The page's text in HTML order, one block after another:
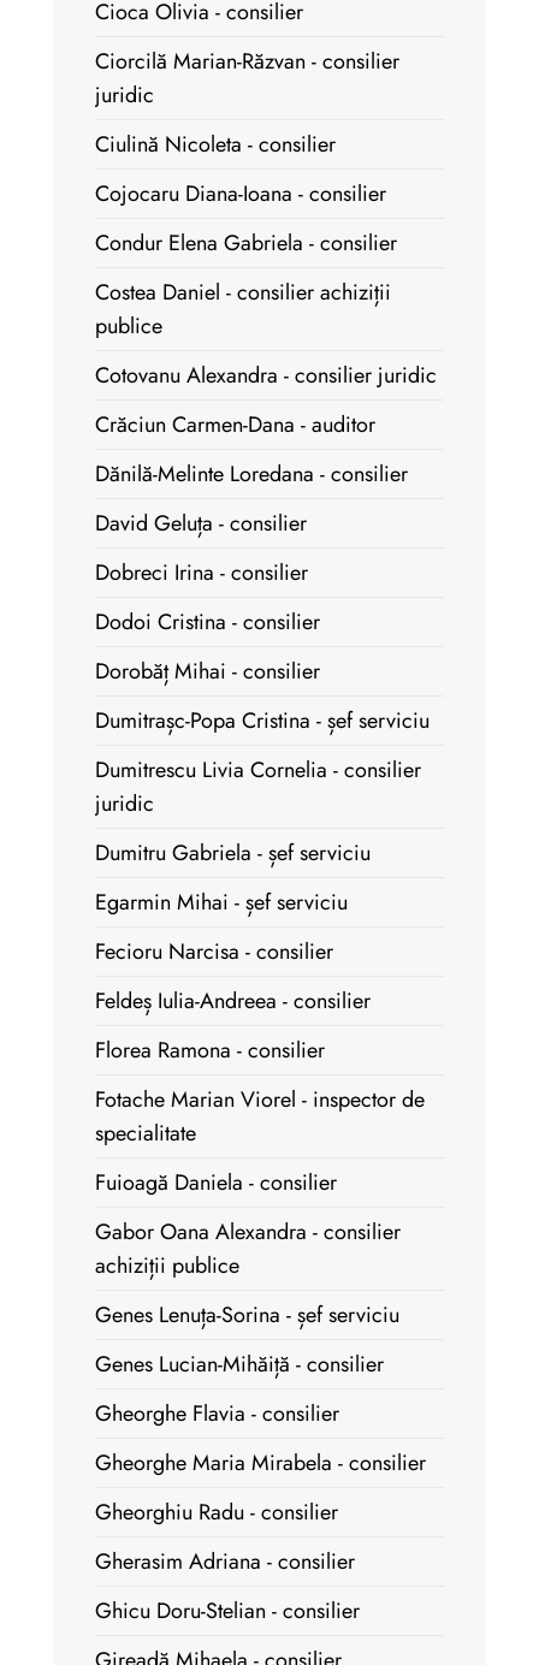
Cioca Olivia - consilier
Ciorcilă Marian-Răzvan - consilier
juridic
Ciulină Nicoleta - consilier
Cojocaru Diana-Ioana - consilier
Condur Elena Gabriela - consilier
Costea Daniel - consilier achiziții
publice
Cotovanu Alexandra - consilier juridic
Crăciun Carmen-Dana - auditor
Dănilă-Melinte Loredana - consilier
David Geluța - consilier
Dobreci Irina - consilier
Dodoi Cristina - consilier
Dorobăț Mihai - consilier
Dumitrașc-Popa Cristina - șef serviciu
Dumitrescu Livia Cornelia - consilier
juridic
Dumitru Gabriela - șef serviciu
Egarmin Mihai - șef serviciu
Fecioru Narcisa - consilier
Feldeș Iulia-Andreea - consilier
Florea Ramona - consilier
Fotache Marian Viorel - inspector de
specialitate
Fuioagă Daniela - consilier
Gabor Oana Alexandra - consilier
achiziții publice
Genes Lenuța-Sorina - șef serviciu
Genes Lucian-Mihăiță - consilier
Gheorghe Flavia - consilier
Gheorghe Maria Mirabela - consilier
Gheorghiu Radu - consilier
Gherasim Adriana - consilier
Ghicu Doru-Stelian - consilier